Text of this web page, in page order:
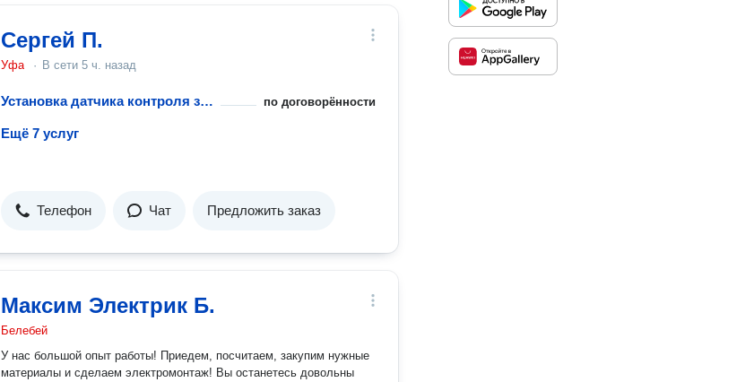
Сергей П.
Уфа · В сети 5 ч. назад
Установка датчика контроля загазованности горючих газов по договорённости
Ещё 7 услуг
Телефон Чат Предложить заказ
Максим Электрик Б.
Белебей
У нас большой опыт работы! Приедем, посчитаем, закупим нужные
материалы и сделаем электромонтаж! Вы останетесь довольны